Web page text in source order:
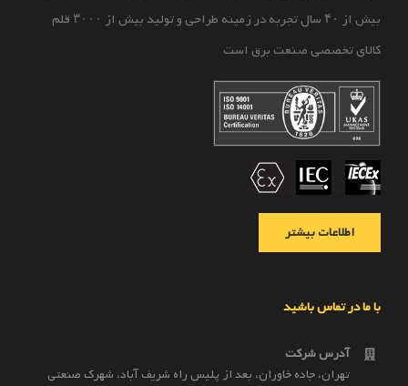
بیش از ۴۰ سال تجربه در زمینه طراحی و تولید بیش از ۳۰۰۰ قلم
کالای تخصصی صنعت برق است
اطلاعات بیشتر
با ما در تماس باشید
آدرس شرکت
تهران، جاده خاوران، بعد از پليس راه شريف آباد، شهرک صنعتى